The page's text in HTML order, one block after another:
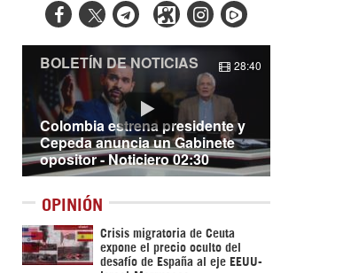
  
Colombia estrena presidente y
Cepeda anuncia un Gabinete
opositor - Noticiero 02:30
BOLETÍN DE NOTICIAS 28:40
OPINIÓN
Crisis migratoria de Ceuta
expone el precio oculto del
desafío de España al eje EEUU-